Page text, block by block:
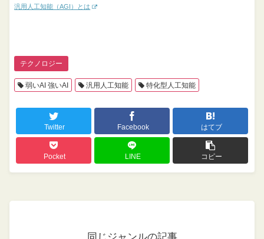
汎用人工知能（AGI）とは
テクノロジー
弱いAI 強いAI 汎用人工知能 特化型人工知能
Twitter Facebook はてブ
Pocket LINE コピー
同じジャンルの記事